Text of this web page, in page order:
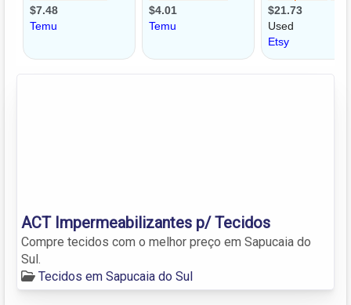
ACT Impermeabilizantes p/ Tecidos
Compre tecidos com o melhor preço em Sapucaia do
Sul.
Tecidos em Sapucaia do Sul